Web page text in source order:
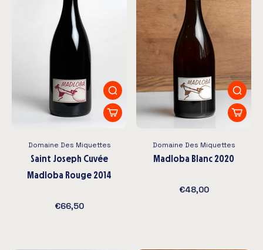
Domaine Des Miquettes
Saint Joseph Cuvée
Madloba Rouge 2014
€66,50
Domaine Des Miquettes
Madloba Blanc 2020
€48,00